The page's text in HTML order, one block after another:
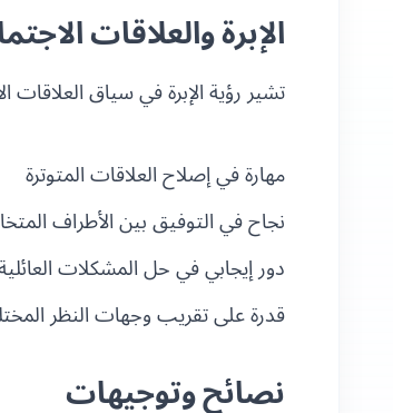
الإبرة والعلاقات
تشير رؤية الإبرة في سياق العلاقات
مهارة في إصلاح العلاقات المتوترة
نجاح في التوفيق بين الأطراف
دور إيجابي في حل المشكلات
قدرة على تقريب وجهات النظر
نصائح وتوجيهات